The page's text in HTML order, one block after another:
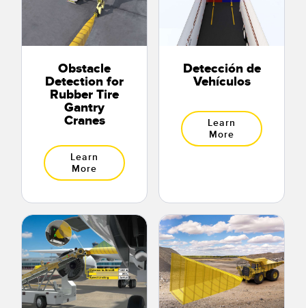
Obstacle
Detection for
Rubber Tire
Gantry
Cranes
Learn
More
Detección de
Vehículos
Learn
More